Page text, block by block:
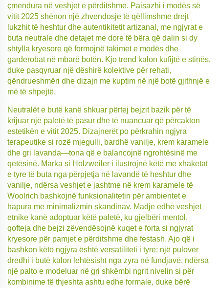
çmendura në veshjet e përditshme. Paisazhi i modës së
vitit 2025 shënon një zhvendosje të qëllimshme drejt
lukzhit të heshtur dhe autentikitetit artizanal, me ngjyrat e
buta neutrale dhe detajet me dore të bëra që dalin si dy
shtylla kryesore që formojnë takimet e modës dhe
garderobat në mbarë botën. Kjo trend kalon kufijtë e stinës,
duke pasqyruar një dëshirë kolektive për rehati,
qëndrueshmëri dhe dizajn me kuptim në një botë gjithnjë e
më të shpejtë.
Neutralët e butë kanë shkuar përtej bejzit bazik për të
krijuar një paletë të pasur dhe të nuancuar që përcakton
estetikën e vitit 2025. Dizajnerët po përkrahin ngjyra
terapeutike si rozë mjegulli, bardhë vanilje, krem karamele
dhe gri lavanda—tona që e balancojnë ngrohtësinë me
qetësinë. Marka si Holzweiler i ilustrojnë këtë me xhaketat
e tyre të buta nga përpjetja në lavandë të heshtur dhe
vanilje, ndërsa veshjet e jashtme në krem karamele të
Woolrich bashkojnë funksionalitetin për ambientet e
hapura me minimalizmin skandinav. Madje edhe veshjet
etnike kanë adoptuar këtë paletë, ku gjelbëri mentol,
qofteja dhe bejzi zëvendësojnë kuqet e forta si ngjyrat
kryesore për pamjet e përditshme dhe festash. Ajo që i
bashkon këto ngjyra është versatiliteti i tyre: një pulover
dredhi i butë kalon lehtësisht nga zyra në fundjavë, ndërsa
një palto e modeluar në gri shkëmbi ngrit nivelin si për
kombinime të thjeshta ashtu edhe formale, duke bërë